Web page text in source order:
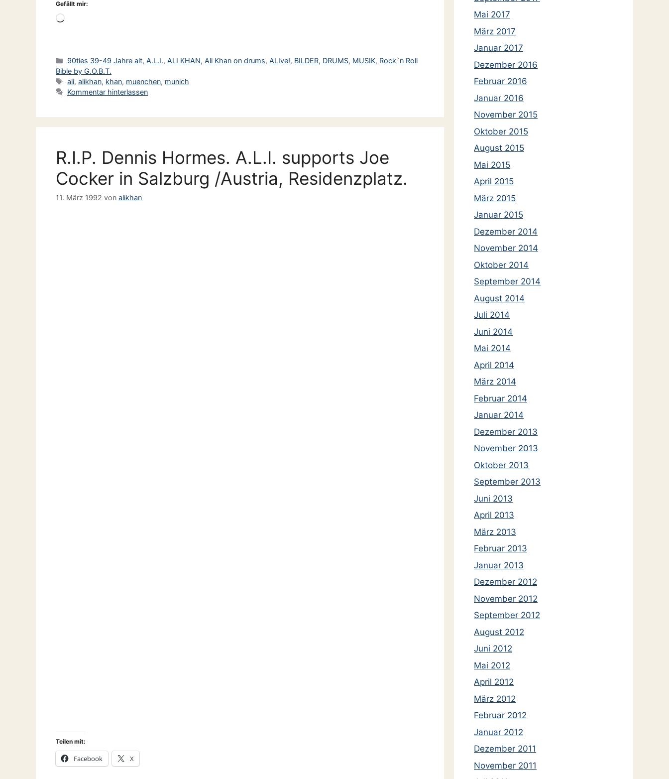
Gefällt mir:
Wird
Kategorien
90ties 39-49 Jahre alt,A.L.I.,ALI KHAN,Ali Khan on drums,ALIve!, BILDER, DRUMS, MUSIK, Rock`n Roll
Bible by G.O.B.T.
Schlagwörter
ali,alikhan, khan, muenchen, munich
Kommentar hinterlassen
R.I.P. Dennis Hormes. A.L.I. supports Joe
Cocker in Salzburg /Austria, Residenzplatz.
11. März 1992 von alikhan
Teilen mit:
Facebook X
Mai 2017
März 2017
Januar 2017
Dezember 2016
Februar 2016
Januar 2016
November 2015
Oktober 2015
August 2015
Mai 2015
April 2015
März 2015
Januar 2015
Dezember 2014
November 2014
Oktober 2014
September 2014
August 2014
Juli 2014
Juni 2014
Mai 2014
April 2014
März 2014
Februar 2014
Januar 2014
Dezember 2013
November 2013
Oktober 2013
September 2013
Juni 2013
April 2013
März 2013
Februar 2013
Januar 2013
Dezember 2012
November 2012
September 2012
August 2012
Juni 2012
Mai 2012
April 2012
März 2012
Februar 2012
Januar 2012
Dezember 2011
November 2011